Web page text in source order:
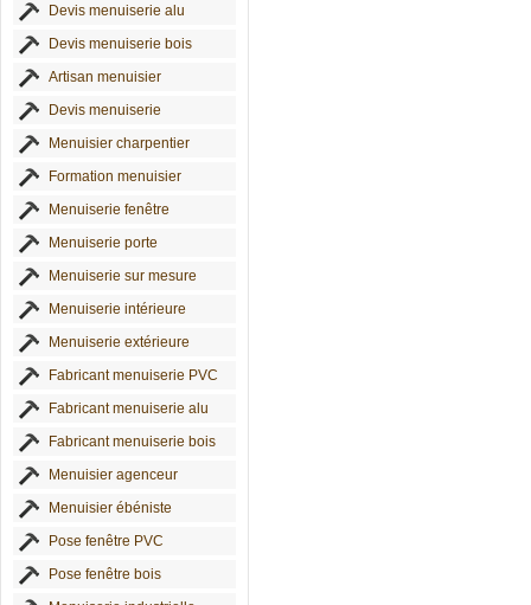
Devis menuiserie alu
Devis menuiserie bois
Artisan menuisier
Devis menuiserie
Menuisier charpentier
Formation menuisier
Menuiserie fenêtre
Menuiserie porte
Menuiserie sur mesure
Menuiserie intérieure
Menuiserie extérieure
Fabricant menuiserie PVC
Fabricant menuiserie alu
Fabricant menuiserie bois
Menuisier agenceur
Menuisier ébéniste
Pose fenêtre PVC
Pose fenêtre bois